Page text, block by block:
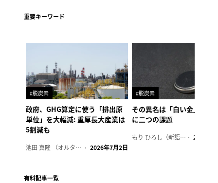
重要キーワード
#脱炭素
政府、GHG算定に使う「排出原
単位」を大幅減: 重厚長大産業は
5割減も
池田 真隆 （オルタナ輪番編集長） 2026年7月2日
#脱炭素
その異名は「白い金」、リ
に二つの課題
もり ひろし（新語ウォッチャー） 2023年7
有料記事一覧